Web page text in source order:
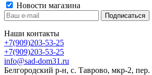
Новости магазина
Наши контакты
+7(909)203-53-25
+7(909)203-53-25
info@sad-dom31.ru
Белгородский р-н, с. Таврово, мкр-2,